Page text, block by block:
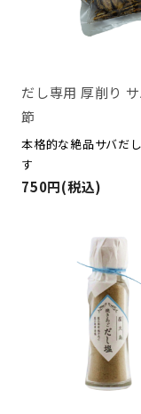
だし専用 厚削り
節
本格的な絶品サバだ
す
750円(税込)